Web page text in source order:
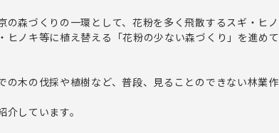
森づくりの一環として、花粉を多く飛散するスギ・ヒノ
ノキ等に植え替える「花粉の少ない森づくり」を進めて
の木の伐採や植樹など、普段、見ることのできない林業作
しています。